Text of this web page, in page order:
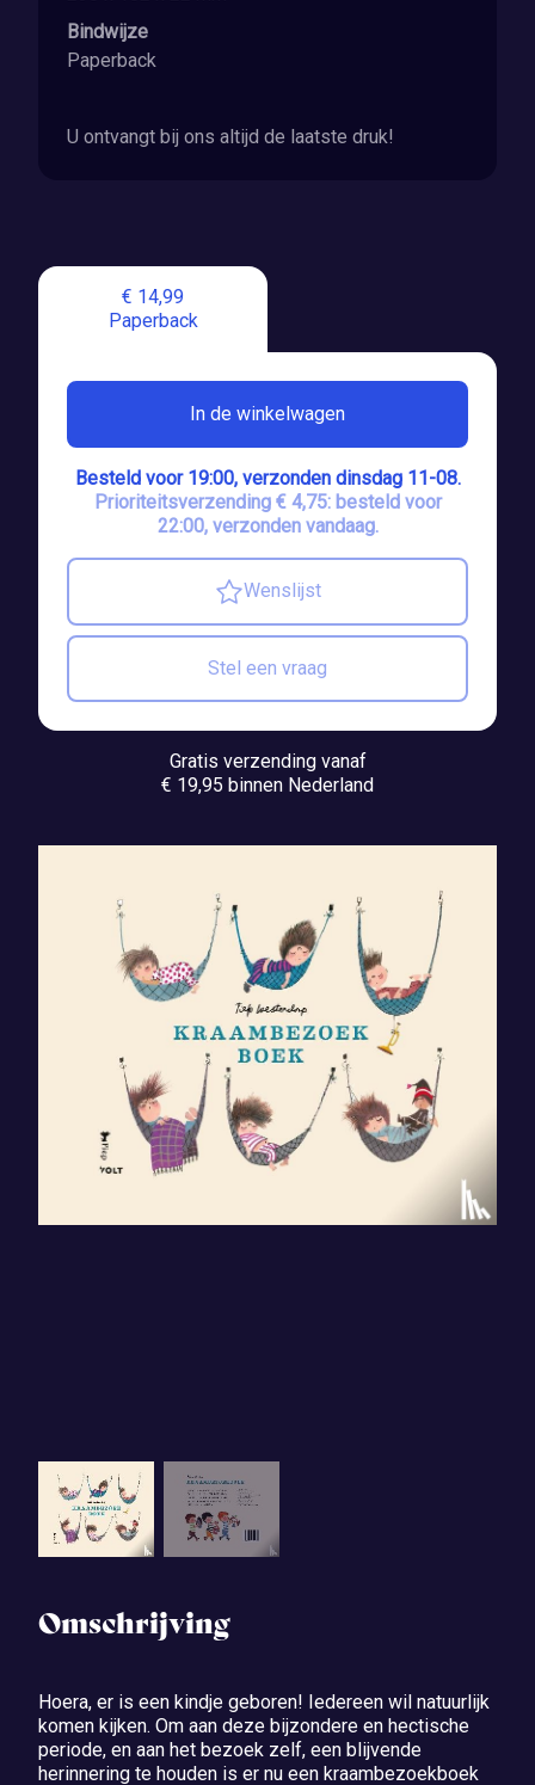
Omschrijving
Hoera, er is een kindje geboren! Iedereen wil natuurlijk
komen kijken. Om aan deze bijzondere en hectische
periode, en aan het bezoek zelf, een blijvende
herinnering te houden is er nu een kraambezoekboek
€ 14,99
Paperback
In de winkelwagen
Besteld voor 19:00, verzonden dinsdag 11-08.
Prioriteitsverzending € 4,75: besteld voor
22:00, verzonden vandaag.
Wenslijst
Stel een vraag
Gratis verzending vanaf
€ 19,95 binnen Nederland
Bindwijze
Paperback
U ontvangt bij ons altijd de laatste druk!